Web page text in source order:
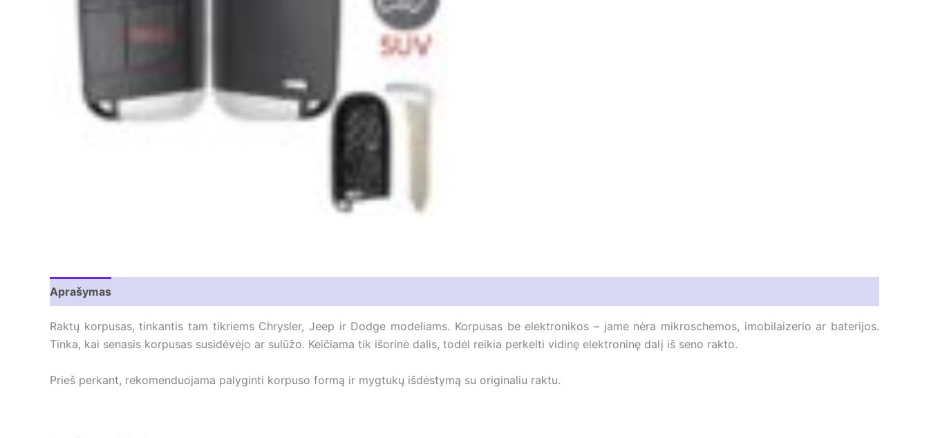
Aprašymas
Raktų korpusas, tinkantis tam tikriems Chrysler, Jeep ir Dodge modeliams. Korpusas be elektronikos – jame nėra mikroschemos, imobilaizerio ar baterijos.
Tinka, kai senasis korpusas susidėvėjo ar sulūžo. Keičiama tik išorinė dalis, todėl reikia perkelti vidinę elektroninę dalį iš seno rakto.
Prieš perkant, rekomenduojama palyginti korpuso formą ir mygtukų išdėstymą su originaliu raktu.